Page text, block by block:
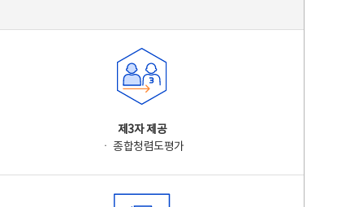
제3자 제공
ㆍ 종합청렴도평가